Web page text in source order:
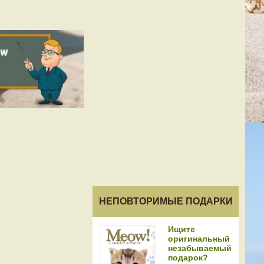
НЕПОВТОРИМЫЕ ПОДАРКИ
Ищите
оригинальный
незабываемый
подарок?